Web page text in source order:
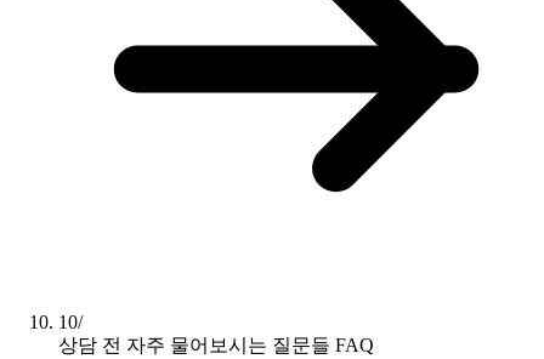
10/
상담 전 자주 물어보시는 질문들 FAQ